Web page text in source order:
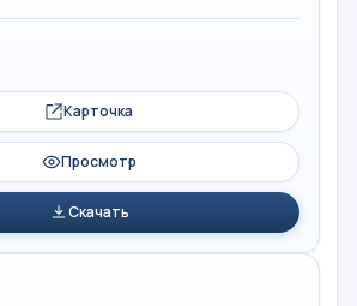
Карточка
Просмотр
Скачать